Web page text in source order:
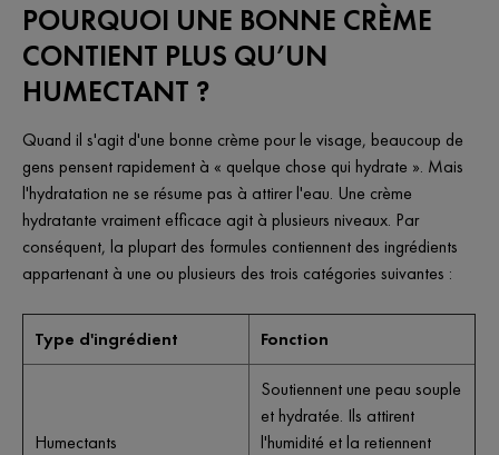
POURQUOI UNE BONNE CRÈME
CONTIENT PLUS QU’UN
HUMECTANT ?
Quand il s'agit d'une bonne crème pour le visage, beaucoup de
gens pensent rapidement à « quelque chose qui hydrate ». Mais
l'hydratation ne se résume pas à attirer l'eau. Une crème
hydratante vraiment efficace agit à plusieurs niveaux. Par
conséquent, la plupart des formules contiennent des ingrédients
appartenant à une ou plusieurs des trois catégories suivantes :
Type d'ingrédient Fonction
Humectants
Soutiennent une peau souple
et hydratée. Ils attirent
l'humidité et la retiennent